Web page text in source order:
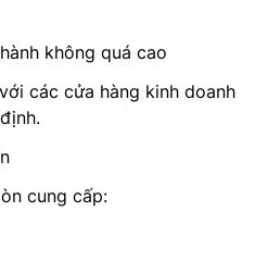
không quá cao
các cửa hàng kinh doanh
cung cấp: